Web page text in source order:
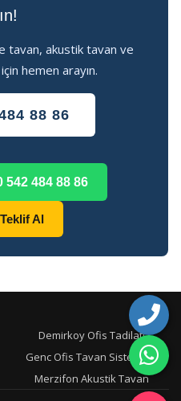
tavan, akustik tavan ve
hemen arayın.
88 86
542 484 88 86
Al
Demirkoy Ofis Tadilati
Genc Ofis Tavan Sistemleri
Merzifon Akustik Tavan